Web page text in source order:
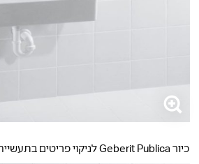
כיור Geberit Publica לניקוי פריטים בתעשייה ובמסחר.